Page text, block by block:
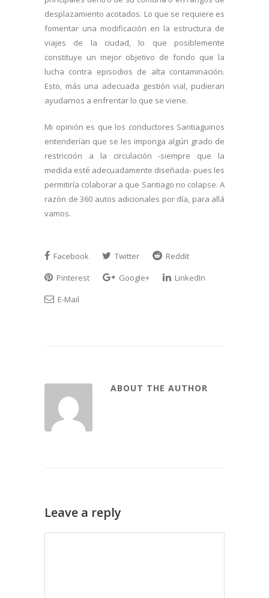
desplazamiento acotados. Lo que se requiere es
fomentar una modificación en la estructura de
viajes de la ciudad, lo que posiblemente
constituye un mejor objetivo de fondo que la
lucha contra episodios de alta contaminación.
Esto, más una adecuada gestión vial, pudieran
ayudarnos a enfrentar lo que se viene.
Mi opinión es que los conductores Santiaguinos
entenderían que se les imponga algún grado de
restricción a la circulación -siempre que la
medida esté adecuadamente diseñada- pues les
permitiría colaborar a que Santiago no colapse. A
razón de 360 autos adicionales por día, para allá
vamos.
Facebook Twitter
Reddit
Pinterest
Google+
LinkedIn
E-Mail
ABOUT THE AUTHOR
Leave a reply